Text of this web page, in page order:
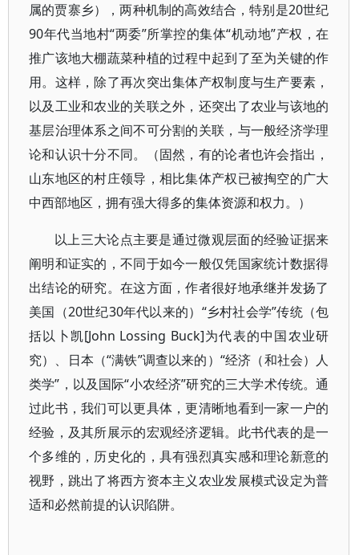
属的贾寨乡），两种机制的高效结合，特别是20世纪
90年代当地村“两委”所掌控的集体“机动地”产权，在
推广该地大棚蔬菜种植的过程中起到了至为关键的作
用。这样，除了再次突出集体产权制度与生产要素，
以及工业和农业的关联之外，还突出了农业与该地的
基层治理体系之间不可分割的关联，与一般经济学理
论和认识十分不同。（固然，有的论者也许会指出，
山东地区的村庄领导，相比集体产权已被掏空的广大
中西部地区，拥有强大得多的集体资源和权力。）
以上三大论点主要是通过微观层面的经验证据来
阐明和证实的，不同于如今一般仅凭国家统计数据得
出结论的研究。在这方面，作者很好地承继并发扬了
美国（20世纪30年代以来的）“乡村社会学”传统（包
括以卜凯[John Lossing Buck]为代表的中国农业研
究）、日本（“满铁”调查以来的）“经济（和社会）人
类学”，以及国际“小农经济”研究的三大学术传统。通
过此书，我们可以更具体，更清晰地看到一家一户的
经验，及其所展示的宏观经济逻辑。此书代表的是一
个多维的，历史化的，具有强烈真实感和理论新意的
视野，跳出了将西方资本主义农业发展模式设定为普
适和必然前提的认识陷阱。